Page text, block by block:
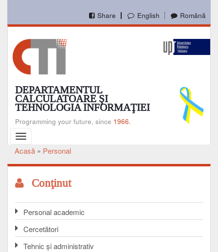
conţinutul
English Română
Share
DEPARTAMENTUL
CALCULATOARE ŞI
TEHNOLOGIA INFORMAŢIEI
Programming your future, since 1966.
Toggle
navigation
Breadcrumb
Acasă Personal
Conţinut
Personal academic
Cercetători
Tehnic și administrativ